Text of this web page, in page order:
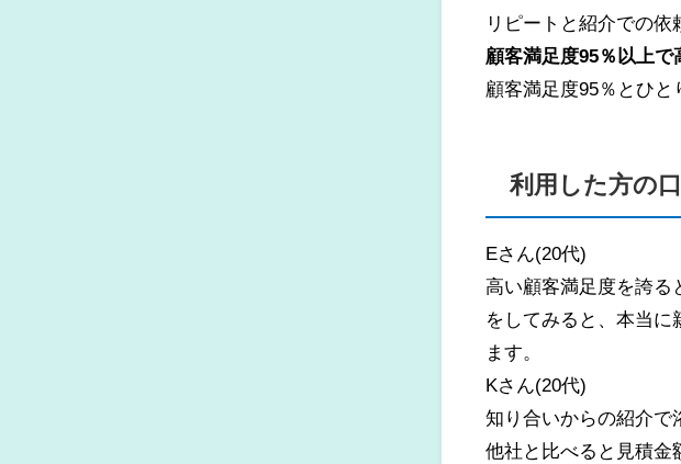
リピートと紹介での依
顧客満足度95％以上で
顧客満足度95％とひと
利用した方の
Eさん(20代)
高い顧客満足度を誇る
をしてみると、本当に
ます。
Kさん(20代)
知り合いからの紹介で
他社と比べると見積金